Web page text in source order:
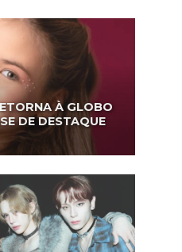
À GLOBO
DE DESTAQUE